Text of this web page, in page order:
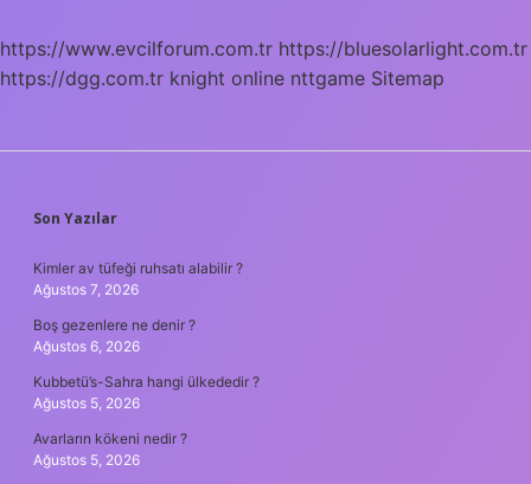
https://www.evcilforum.com.tr https://bluesolarlight.com.tr
https://dgg.com.tr knight online nttgame Sitemap
SIDEBAR
Son Yazılar
Kimler av tüfeği ruhsatı alabilir ?
Ağustos 7, 2026
Boş gezenlere ne denir ?
Ağustos 6, 2026
Kubbetü’s-Sahra hangi ülkededir ?
Ağustos 5, 2026
Avarların kökeni nedir ?
Ağustos 5, 2026